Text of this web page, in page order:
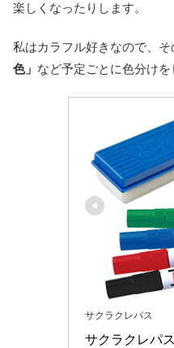
楽しくなったりします。
私はカラフル好きなので、そ
色」 など予定ごとに色分けを
サクラクレパス
サクラクレパ